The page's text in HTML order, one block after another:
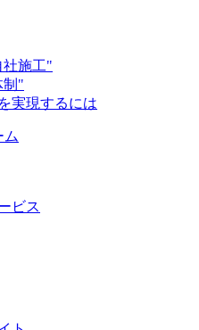
社施工"
制"
実現するには
ム
ビス